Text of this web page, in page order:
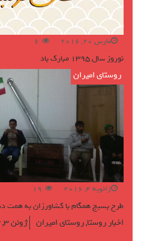
مارس 20, 2016 6
نوروز سال ۱۳۹۵ مبارک باد
روستای امیران
ژانویه 4, 2016 19
طرح بسیج همگام با کشاورزان به همت
اخبار روستا,روستای امیران ژوئن 3, 2013